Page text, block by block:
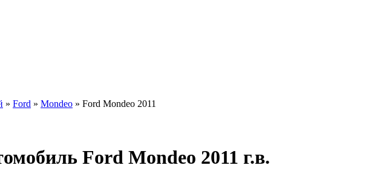
» Ford » Mondeo » Ford Mondeo 2011
Ford Mondeo 2011 г.в.